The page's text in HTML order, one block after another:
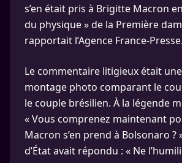
s’en était pris à Brigitte Macron
du physique » de la Première
rapportait l’Agence France-Presse.
Le commentaire litigieux était
montage photo comparant le
le couple brésilien. À la légende
« Vous comprenez maintenant
Macron s’en prend à Bolsonaro ?
d’État avait répondu : « Ne